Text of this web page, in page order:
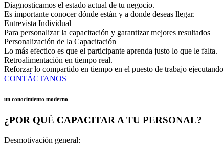
Diagnosticamos el estado actual de tu negocio.
Es importante conocer dónde están y a donde deseas llegar.
Entrevista Individual
Para personalizar la capacitación y garantizar mejores resultados
Personalización de la Capacitación
Lo más efectico es que el participante aprenda justo lo que le falta.
Retroalimentación en tiempo real.
Reforzar lo compartido en tiempo en el puesto de trabajo
CONTÁCTANOS
un conocimiento moderno
¿POR QUÉ CAPACITAR A TU PERSONAL?
Desmotivación general: